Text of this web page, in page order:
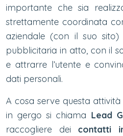
importante che sia
strettamente coordinata
aziendale (con il suo
pubblicitaria in atto, con il
e attrarre l’utente e
dati personali.
A cosa serve questa
in gergo si chiama Lead
raccogliere dei contatti